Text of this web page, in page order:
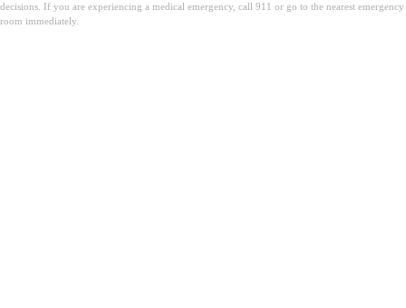
decisions. If you are experiencing a medical emergency, call 911 or go to the nearest emergency
room immediately.